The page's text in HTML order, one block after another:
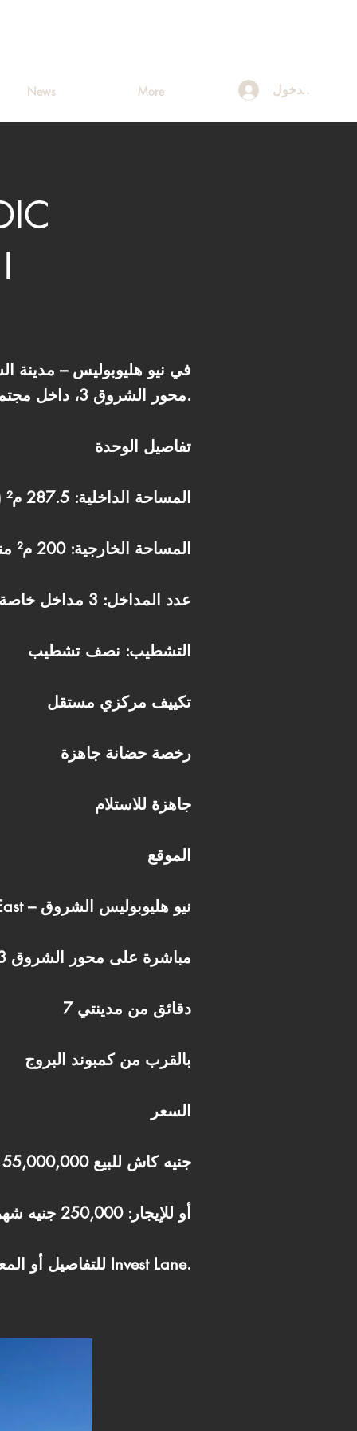
News More تسجيل الدخول
محور الشروق 3، داخل مجتمع سكني كبير مما يجعلها فرصة مناسبة للاستثمار في حضانة جاهزة للتشغيل.
تفاصيل الوحدة
المساحة الداخلية: 287.5 م² (بدون أعمدة – تصميم مفتوح)
المساحة الخارجية: 200 م² مناسبة للأنشطة الخارجية
عدد المداخل: 3 مداخل خاصة
التشطيب: نصف تشطيب
تكييف مركزي مستقل
رخصة حضانة جاهزة
جاهزة للاستلام
الموقع
داخل SODIC East – نيو هليوبوليس الشروق
مباشرة على محور الشروق 3
7 دقائق من مدينتي
بالقرب من كمبوند البروج
السعر
55,000,000 جنيه كاش للبيع
أو للإيجار: 250,000 جنيه شهريًا
📞 للتفاصيل أو المعاينة تواصل مع Invest Lane.